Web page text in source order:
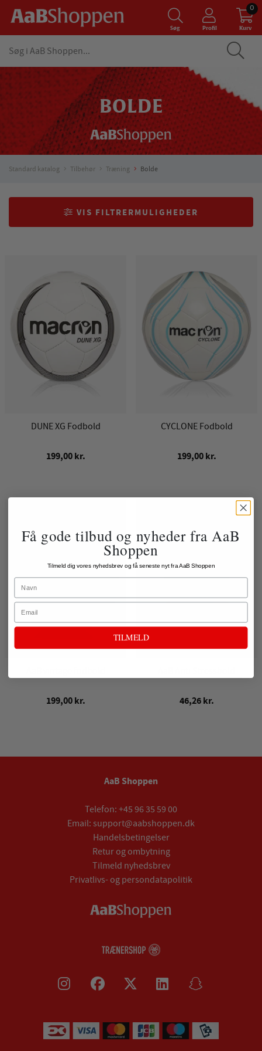
Søg Profil Kurv
0
BOLDE
Standard katalog Tilbehør Træning Bolde
VIS FILTRERMULIGHEDER
DUNE XG Fodbold
199,00 kr.
CYCLONE Fodbold
199,00 kr.
199,00 kr. 46,26 kr.
AaB Shoppen
Telefon: +45 96 35 59 00
Email: support@aabshoppen.dk
Handelsbetingelser
Retur og ombytning
Tilmeld nyhedsbrev
Privatlivs- og persondatapolitik
Få gode tilbud og nyheder fra AaB
Shoppen
Tilmeld dig vores nyhedsbrev og få seneste nyt fra AaB Shoppen
Name
Email
TILMELD